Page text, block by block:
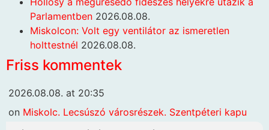
Parlamentben 2026.08.08.
Miskolcon: Volt egy ventilátor az ismeretlen
holttestnél 2026.08.08.
Friss kommentek
2026.08.08. at 20:35
on Miskolc. Lecsúszó városrészek. Szentpéteri kapu